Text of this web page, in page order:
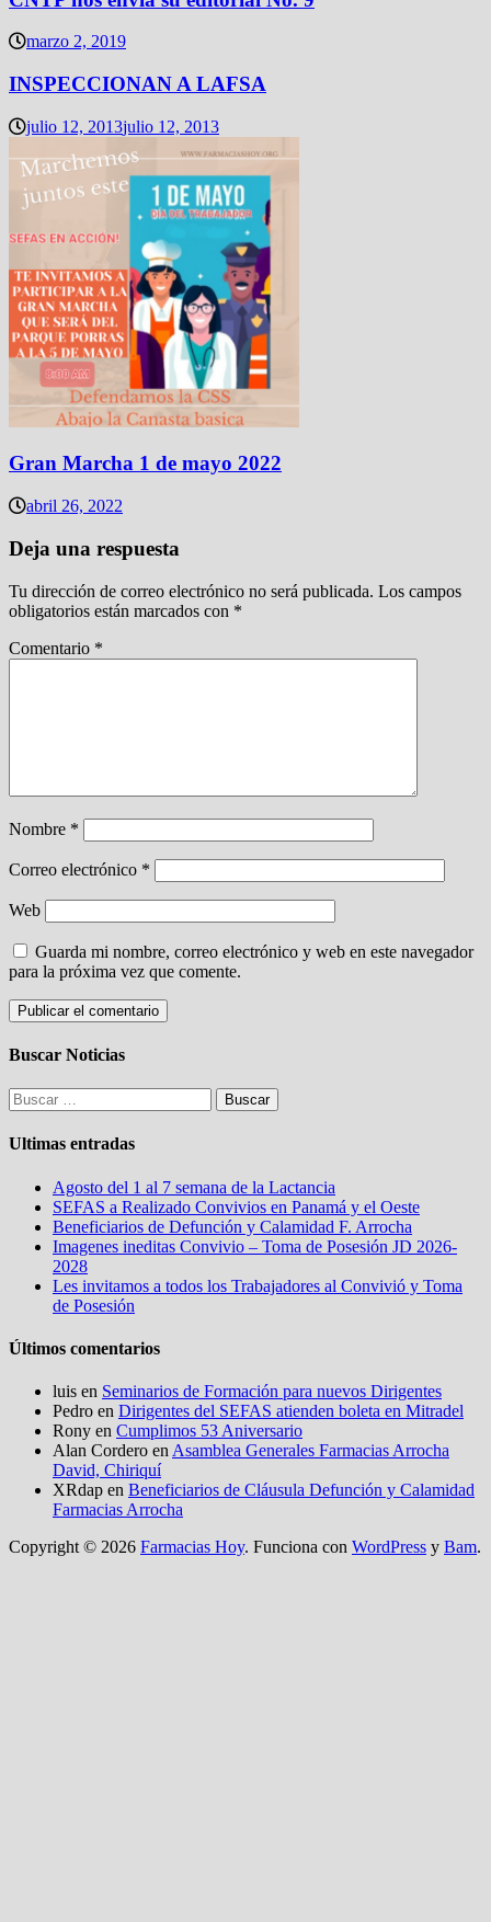
marzo 2, 2019
INSPECCIONAN A LAFSA
julio 12, 2013julio 12, 2013
Gran Marcha 1 de mayo 2022
abril 26, 2022
Deja una respuesta
Tu dirección de correo electrónico no será publicada. Los campos
obligatorios están marcados con *
Comentario *
Nombre *
Correo electrónico *
Web
Guarda mi nombre, correo electrónico y web en este navegador
para la próxima vez que comente.
Buscar Noticias
Buscar:
Ultimas entradas
Agosto del 1 al 7 semana de la Lactancia
SEFAS a Realizado Convivios en Panamá y el Oeste
Beneficiarios de Defunción y Calamidad F. Arrocha
Imagenes ineditas Convivio – Toma de Posesión JD 2026-
2028
Les invitamos a todos los Trabajadores al Convivió y Toma
de Posesión
Últimos comentarios
luis en Seminarios de Formación para nuevos Dirigentes
Pedro en Dirigentes del SEFAS atienden boleta en Mitradel
Rony en Cumplimos 53 Aniversario
Alan Cordero en Asamblea Generales Farmacias Arrocha
David, Chiriquí
XRdap en Beneficiarios de Cláusula Defunción y Calamidad
Farmacias Arrocha
Copyright © 2026 Farmacias Hoy. Funciona con WordPress y Bam.